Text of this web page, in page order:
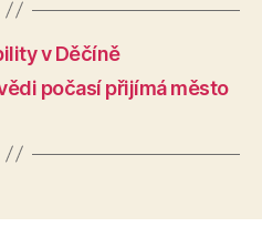
v Děčíně
počasí přijímá město